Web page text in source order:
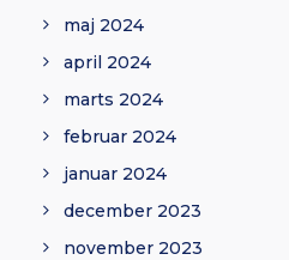
maj 2024
april 2024
marts 2024
februar 2024
januar 2024
december 2023
november 2023